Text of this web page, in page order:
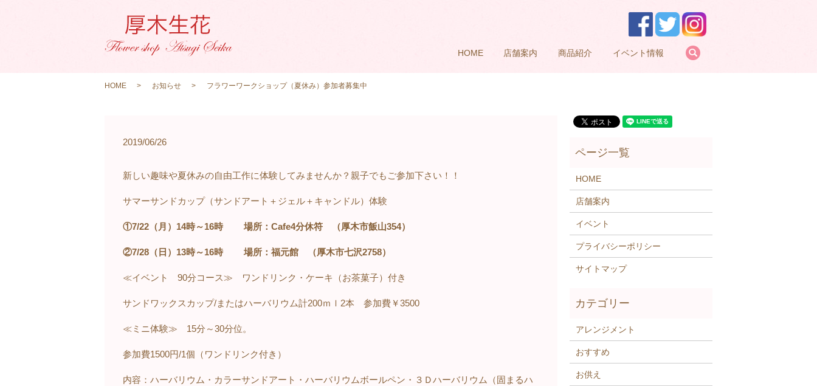
HOME 店舗案内 商品紹介 イベント情報
HOME お知らせ フラワーワークショップ（夏休み）参加者募集中
2019/06/26
新しい趣味や夏休みの自由工作に体験してみませんか？親子でもご参加下さい！！
サマーサンドカップ（サンドアート＋ジェル＋キャンドル）体験
①7/22（月） 14時～16時 場所： Cafe4分休符 （厚木市飯山354）
②7/28（日） 13時～16時 場所：福元館 （厚木市七沢2758）
≪イベント 90分コース≫ ワンドリンク・ケーキ（お茶菓子）付き
サンドワックスカップ/またはハーバリウム計200ｍｌ 2本 参加費￥3500
≪ミニ体験≫ 15分～30分位。
参加費1500円/1個（ワンドリンク付き）
内容：ハーバリウム・カラーサンドアート・ハーバリウムボールペン・３Ｄハーバリウム（固まるハ
HOME
店舗案内
イベント
プライバシーポリシー
サイトマップ
アレンジメント
おすすめ
お供え